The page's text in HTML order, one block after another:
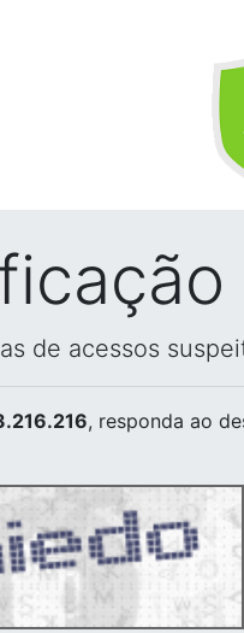
de acessos
, responda ao